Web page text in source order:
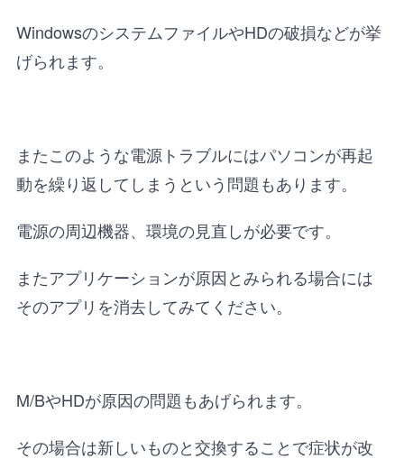
WindowsのシステムファイルやHDの破損などが挙
げられます。
またこのような電源トラブルにはパソコンが再起
動を繰り返してしまうという問題もあります。
電源の周辺機器、環境の見直しが必要です。
またアプリケーションが原因とみられる場合には
そのアプリを消去してみてください。
M/BやHDが原因の問題もあげられます。
その場合は新しいものと交換することで症状が改